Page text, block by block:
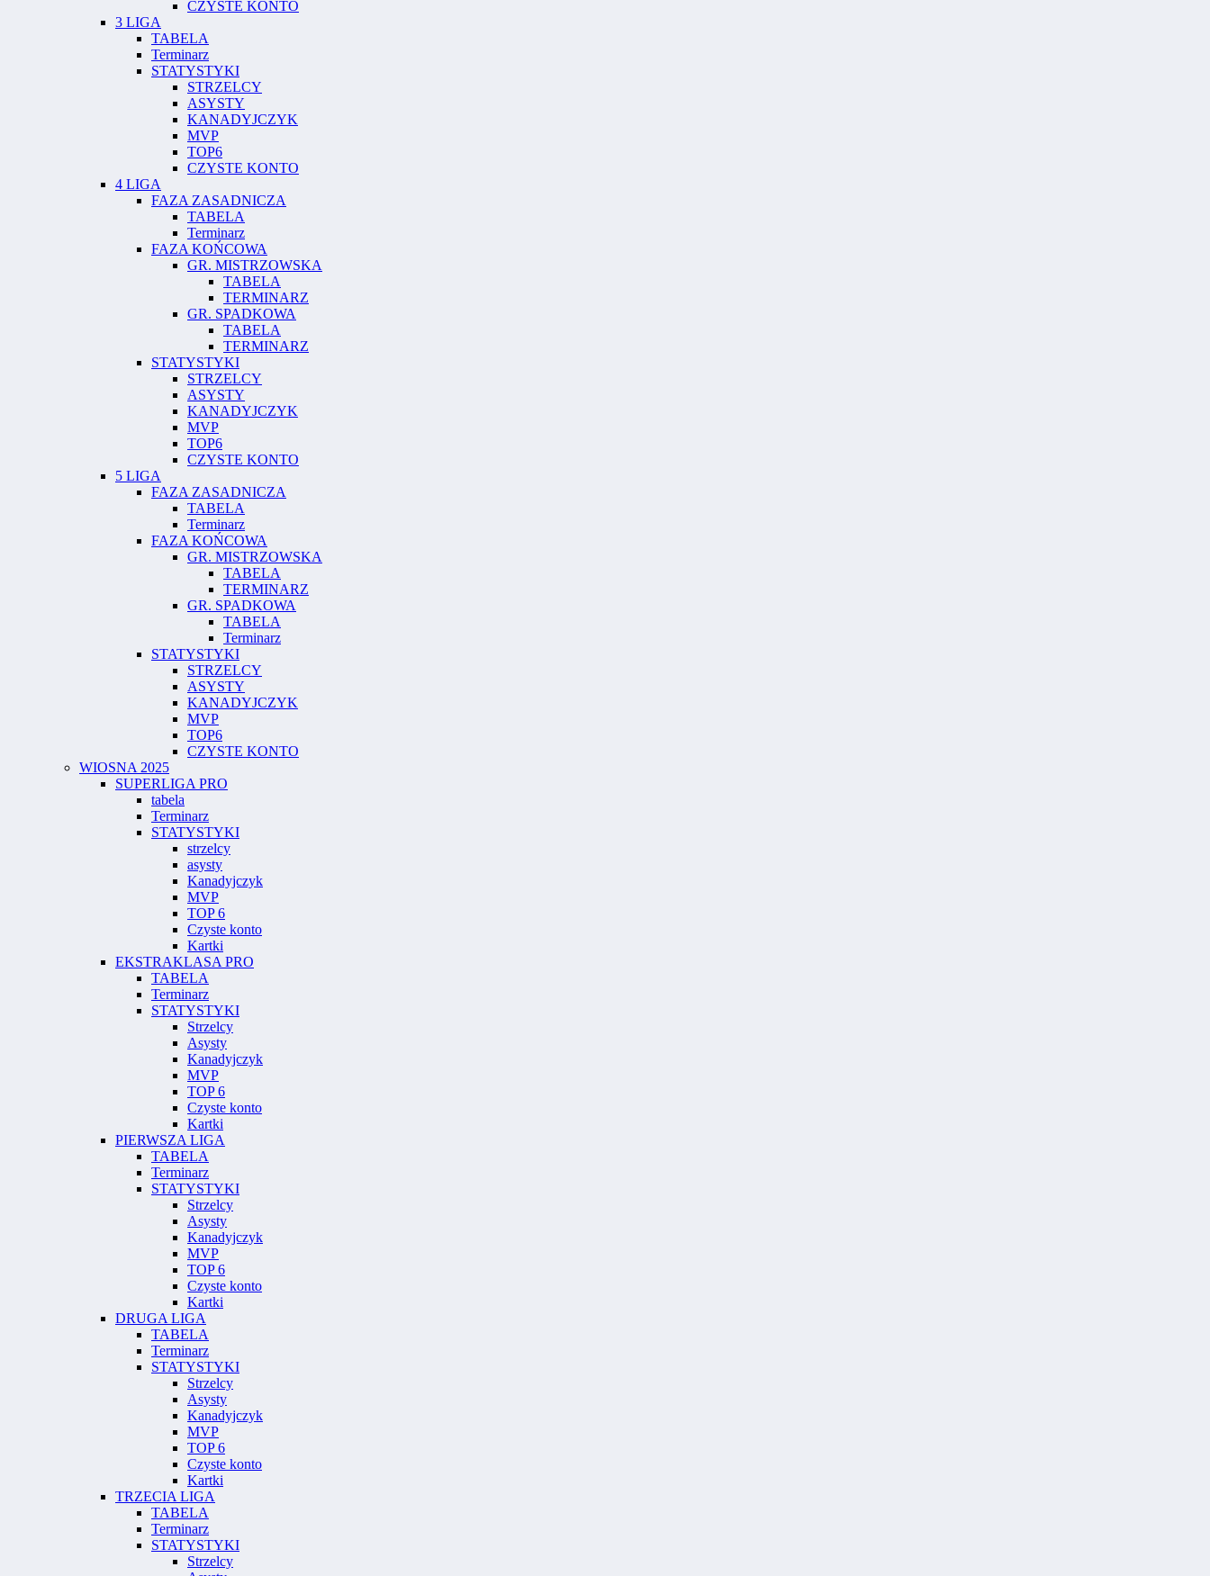
CZYSTE KONTO
3 LIGA
TABELA
Terminarz
STATYSTYKI
STRZELCY
ASYSTY
KANADYJCZYK
MVP
TOP6
CZYSTE KONTO
4 LIGA
FAZA ZASADNICZA
TABELA
Terminarz
FAZA KOŃCOWA
GR. MISTRZOWSKA
TABELA
TERMINARZ
GR. SPADKOWA
TABELA
TERMINARZ
STATYSTYKI
STRZELCY
ASYSTY
KANADYJCZYK
MVP
TOP6
CZYSTE KONTO
5 LIGA
FAZA ZASADNICZA
TABELA
Terminarz
FAZA KOŃCOWA
GR. MISTRZOWSKA
TABELA
TERMINARZ
GR. SPADKOWA
TABELA
Terminarz
STATYSTYKI
STRZELCY
ASYSTY
KANADYJCZYK
MVP
TOP6
CZYSTE KONTO
WIOSNA 2025
SUPERLIGA PRO
tabela
Terminarz
STATYSTYKI
strzelcy
asysty
Kanadyjczyk
MVP
TOP 6
Czyste konto
Kartki
EKSTRAKLASA PRO
TABELA
Terminarz
STATYSTYKI
Strzelcy
Asysty
Kanadyjczyk
MVP
TOP 6
Czyste konto
Kartki
PIERWSZA LIGA
TABELA
Terminarz
STATYSTYKI
Strzelcy
Asysty
Kanadyjczyk
MVP
TOP 6
Czyste konto
Kartki
DRUGA LIGA
TABELA
Terminarz
STATYSTYKI
Strzelcy
Asysty
Kanadyjczyk
MVP
TOP 6
Czyste konto
Kartki
TRZECIA LIGA
TABELA
Terminarz
STATYSTYKI
Strzelcy